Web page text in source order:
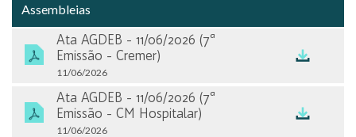
Vídeos
GOVERNANÇA CORPORATIVA
Composição Acionária
Estrutura Societária
Assembleias
Ata AGDEB - 11/06/2026 (7ª
Emissão - Cremer)
11/06/2026
Ata AGDEB - 11/06/2026 (7ª
Emissão - CM Hospitalar)
11/06/2026